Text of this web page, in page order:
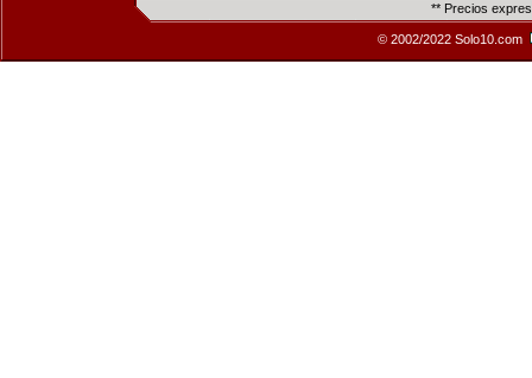
** Precios
© 2002/2022 Solo10.com